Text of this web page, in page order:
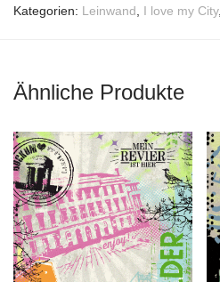
Kategorien: Leinwand I love my City,
Ähnliche Produkte